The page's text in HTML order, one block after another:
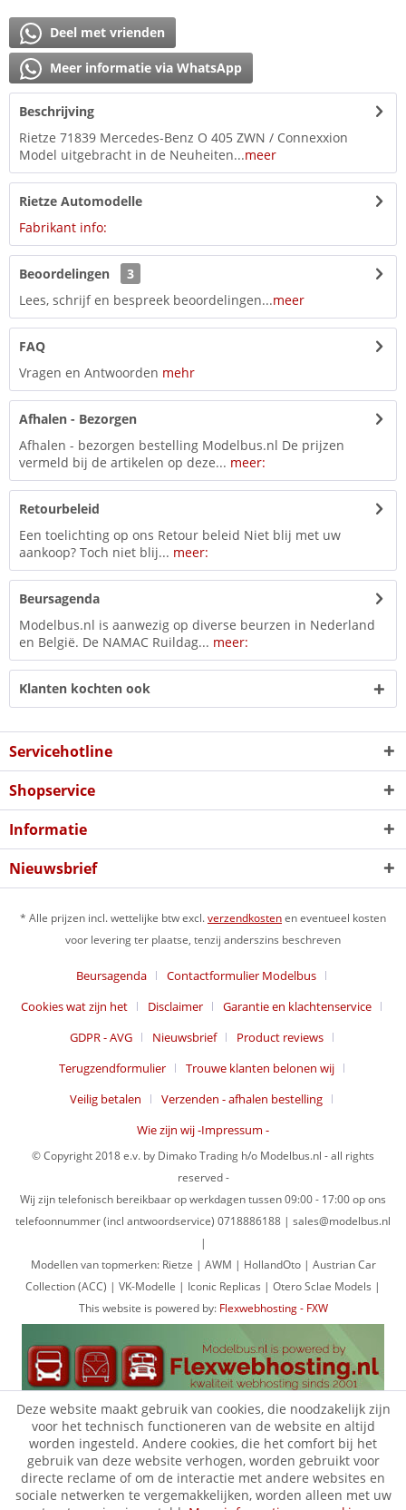
Deel met vrienden
Meer informatie via WhatsApp
Beschrijving
Rietze 71839 Mercedes-Benz O 405 ZWN / Connexxion
Model uitgebracht in de Neuheiten...meer
Rietze Automodelle
Fabrikant info:
Beoordelingen
3
Lees, schrijf en bespreek beoordelingen...meer
FAQ
Vragen en Antwoorden mehr
Afhalen - Bezorgen
Afhalen - bezorgen bestelling Modelbus.nl De prijzen
vermeld bij de artikelen op deze... meer:
Retourbeleid
Een toelichting op ons Retour beleid Niet blij met uw
aankoop? Toch niet blij... meer:
Beursagenda
Modelbus.nl is aanwezig op diverse beurzen in Nederland
en België. De NAMAC Ruildag... meer:
Klanten kochten ook
Servicehotline
Shopservice
Informatie
Nieuwsbrief
* Alle prijzen incl. wettelijke btw excl.verzendkostenen eventueel kosten
voor levering ter plaatse, tenzij anderszins beschreven
Beursagenda
Contactformulier Modelbus
Cookies wat zijn het
Disclaimer
Garantie en klachtenservice
GDPR - AVG
Nieuwsbrief
Product reviews
Terugzendformulier
Trouwe klanten belonen wij
Veilig betalen
Verzenden - afhalen bestelling
Wie zijn wij -Impressum -
© Copyright 2018 e.v. by Dimako Trading h/o Modelbus.nl - all rights
reserved -
Wij zijn telefonisch bereikbaar op werkdagen tussen 09:00 - 17:00 op ons
telefoonnummer (incl antwoordservice) 0718886188 | sales@modelbus.nl
|
Modellen van topmerken: Rietze | AWM | HollandOto | Austrian Car
Collection (ACC) | VK-Modelle | Iconic Replicas | Otero Sclae Models |
This website is powered by: Flexwebhosting - FXW
Deze website maakt gebruik van cookies, die noodzakelijk zijn
voor het technisch functioneren van de website en altijd
worden ingesteld. Andere cookies, die het comfort bij het
gebruik van deze website verhogen, worden gebruikt voor
directe reclame of om de interactie met andere websites en
sociale netwerken te vergemakkelijken, worden alleen met uw